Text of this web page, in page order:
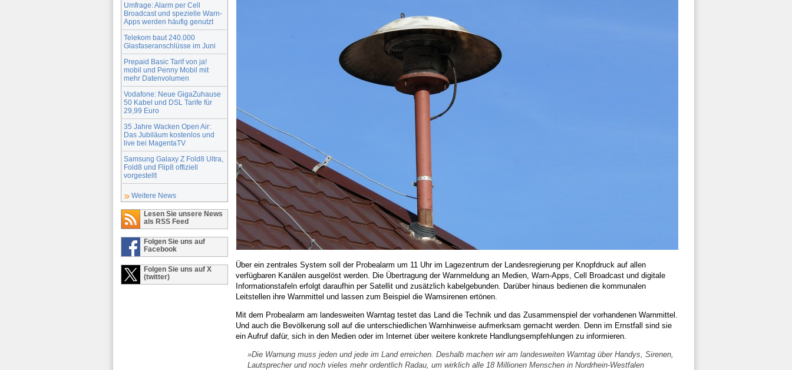
Umfrage: Alarm per Cell
Broadcast und spezielle Warn-
Apps werden häufig genutzt
Telekom baut 240.000
Glasfaseranschlüsse im Juni
Prepaid Basic Tarif von ja!
mobil und Penny Mobil mit
mehr Datenvolumen
Vodafone: Neue GigaZuhause
50 Kabel und DSL Tarife für
29,99 Euro
35 Jahre Wacken Open Air:
Das Jubiläum kostenlos und
live bei MagentaTV
Samsung Galaxy Z Fold8 Ultra,
Fold8 und Flip8 offiziell
vorgestellt
Weitere News
Lesen Sie unsere News
als RSS Feed
Folgen Sie uns auf
Facebook
Folgen Sie uns auf X
(twitter)
Über ein zentrales System soll der Probealarm um 11 Uhr im Lagezentrum der Landesregierung per Knopfdruck auf allen
verfügbaren Kanälen ausgelöst werden. Die Übertragung der Warnmeldung an Medien, Warn-Apps, Cell Broadcast und digitale
Informationstafeln erfolgt daraufhin per Satellit und zusätzlich kabelgebunden. Darüber hinaus bedienen die kommunalen
Leitstellen ihre Warnmittel und lassen zum Beispiel die Warnsirenen ertönen.
Mit dem Probealarm am landesweiten Warntag testet das Land die Technik und das Zusammenspiel der vorhandenen Warnmittel.
Und auch die Bevölkerung soll auf die unterschiedlichen Warnhinweise aufmerksam gemacht werden. Denn im Ernstfall sind sie
ein Aufruf dafür, sich in den Medien oder im Internet über weitere konkrete Handlungsempfehlungen zu informieren.
»Die Warnung muss jeden und jede im Land erreichen. Deshalb machen wir am landesweiten Warntag über Handys, Sirenen,
Lautsprecher und noch vieles mehr ordentlich Radau, um wirklich alle 18 Millionen Menschen in Nordrhein-Westfalen